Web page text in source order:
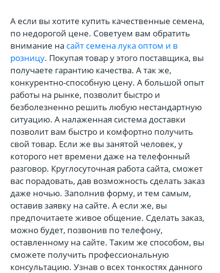
А если вы хотите купить качественные семена,
по недорогой цене. Советуем вам обратить
внимание на сайт семена лука оптом и в
розницу. Покупая товар у этого поставщика, вы
получаете гарантию качества. А так же,
конкурентно-способную цену. А большой опыт
работы на рынке, позволит быстро и
безболезненно решить любую нестандартную
ситуацию. А налаженная система доставки
позволит вам быстро и комфортно получить
свой товар. Если же вы занятой человек, у
которого нет времени даже на телефонный
разговор. Круглосуточная работа сайта, сможет
вас порадовать, дав возможность сделать заказ
даже ночью. Заполнив форму, и тем самым,
оставив заявку на сайте. А если же, вы
предпочитаете живое общение. Сделать заказ,
можно будет, позвонив по телефону,
оставленному на сайте. Таким же способом, вы
сможете получить профессиональную
консультацию. Узнав о всех тонкостях данного